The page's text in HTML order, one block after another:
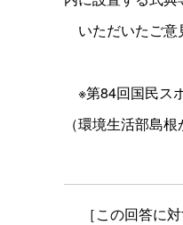
いただいたご意
※第84回国民ス
（環境生活部島
［この回答に